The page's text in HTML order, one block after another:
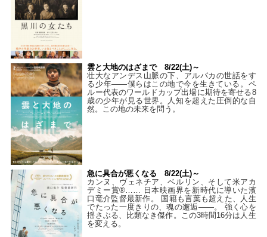
雲と大地のはざまで 8/22(土)～
壮大なアンデス山脈の下、アルパカの世話をす
る少年――僕らはこの地で今を生きている。ペ
ルー代表のワールドカップ出場に期待を寄せる8
歳の少年が見る世界。人知を超えた圧倒的な自
然。この地の未来を問う。
急に具合が悪くなる 8/22(土)～
カンヌ、ヴェネチア、ベルリン、そして米アカ
デミー賞®…… 日本映画界を新時代に導いた濱
口竜介監督最新作。 国籍も言葉も超えた、人生
でたった一度きりの、魂の邂逅――。 強く心を
揺さぶる、比類なき傑作。この3時間16分は人生
を変える。